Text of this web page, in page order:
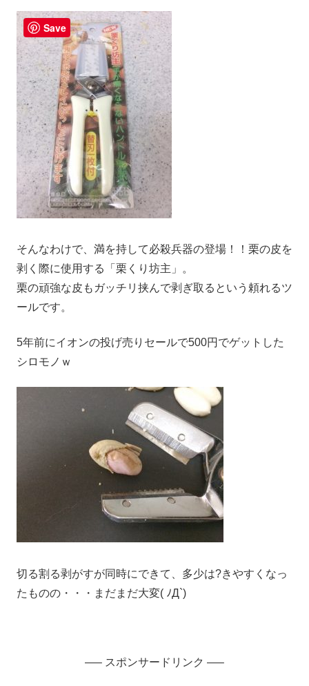
そんなわけで、満を持して必殺兵器の登場！！栗の皮を
剥く際に使用する「栗くり坊主」。
栗の頑強な皮もガッチリ挟んで剥ぎ取るという頼れるツ
ールです。
5年前にイオンの投げ売りセールで500円でゲットした
シロモノｗ
切る割る剥がすが同時にできて、多少は?きやすくなっ
たものの・・・まだまだ大変( ﾉД`)
—– スポンサードリンク —–
Save